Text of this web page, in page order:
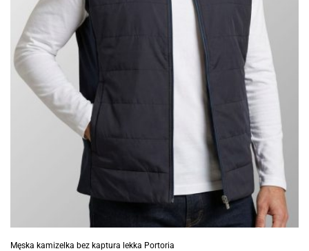
Męska kamizelka bez kaptura lekka Portoria